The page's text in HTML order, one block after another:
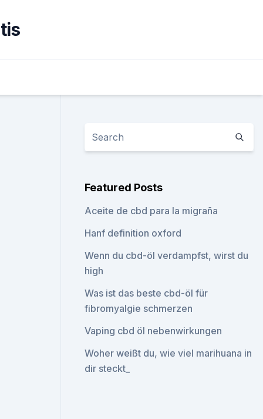
Featured Posts
Aceite de cbd para la migraña
Hanf definition oxford
Wenn du cbd-öl verdampfst, wirst du
high
Was ist das beste cbd-öl für
fibromyalgie schmerzen
Vaping cbd öl nebenwirkungen
Woher weißt du, wie viel marihuana in
dir steckt_